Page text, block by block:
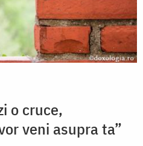
o cruce,
veni asupra ta”